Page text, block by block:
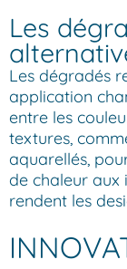
Les
Les dégradés
application
entre les
textures,
aquarellés,
de chaleur aux
rendent les